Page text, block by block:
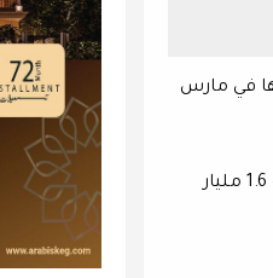
تم تطبيقها في مارس
وكشف أحدث بيانات البنك المركزي أن **التحويلات سجلت 2.6 مليار دولار في نوفمبر 2024، بزيادة 65.4% مقارنة بنحو 1.6 مليار